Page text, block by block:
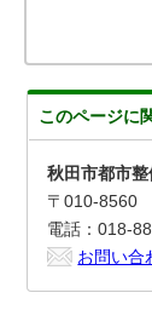
このページに
秋田市都市
〒010-8560
電話：018-
お問い合